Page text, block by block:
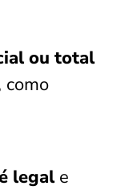
ou total
como
legal e